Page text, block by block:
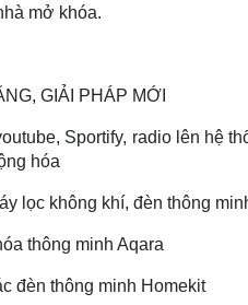
mở khóa.
GIẢI PHÁP MỚI
Sportify, radio lên hệ
hóa
lọc không khí, đèn thông
thông minh Aqara
đèn thông minh Homekit